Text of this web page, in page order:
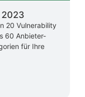
2023
20 Vulnerability
60 Anbieter-
für Ihre